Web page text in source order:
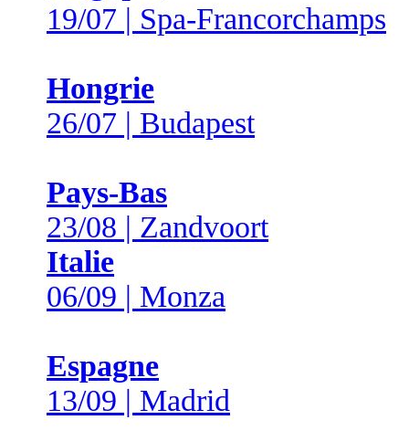
19/07 | Spa-Francorchamps
Hongrie
26/07 | Budapest
Pays-Bas
23/08 | Zandvoort
Italie
06/09 | Monza
Espagne
13/09 | Madrid